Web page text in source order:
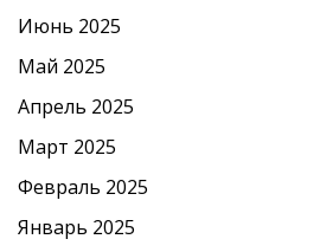
Июнь 2025
Май 2025
Апрель 2025
Март 2025
Февраль 2025
Январь 2025